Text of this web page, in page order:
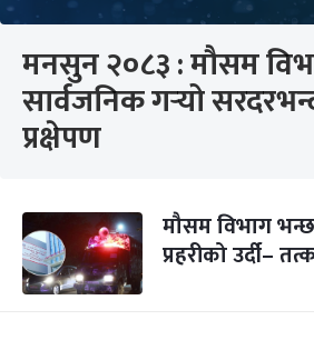
मनसुन २०८३ : मौसम
सार्वजनिक गर्‍यो
प्रक्षेपण
मौसम विभाग
प्रहरीको उर्दी–